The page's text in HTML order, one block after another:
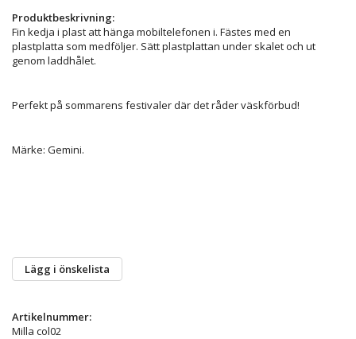
Produktbeskrivning:
Fin kedja i plast att hänga mobiltelefonen i. Fästes med en
plastplatta som medföljer. Sätt plastplattan under skalet och ut
genom laddhålet.
Perfekt på sommarens festivaler där det råder väskförbud!
Märke: Gemini.
Lägg i önskelista
Artikelnummer:
Milla col02